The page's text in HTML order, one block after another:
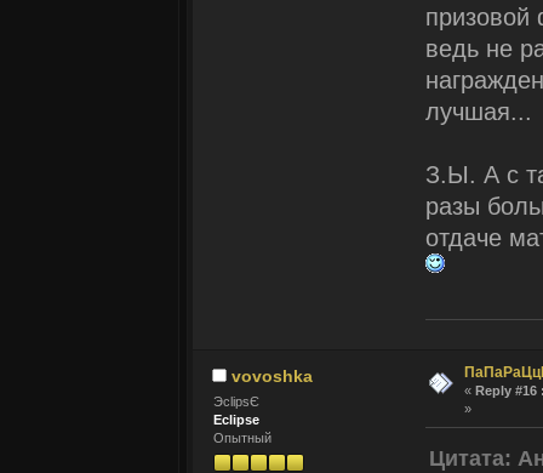
призовой
ведь не
лучшая...
З.Ы. А с
разы
отдаче
vovoshka
ЭclipsЄ
Eclipse
Опытный
« Reply #16
»
Цитата: